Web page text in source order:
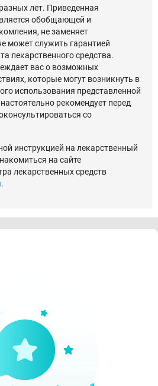
лет. Приведенная
обобщающей и
не заменяет
может служить гарантией
лекарственного средства.
вас о возможных
которые могут возникнуть в
использования представленной
рекомендует перед
со
инструкцией на лекарственный
на сайте
лекарственных средств
.